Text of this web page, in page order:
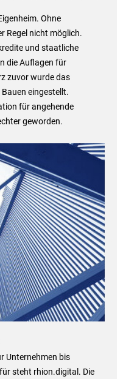
Ohne
Regel nicht möglich.
und staatliche
die Auflagen für
zuvor wurde das
eingestellt.
für angehende
geworden.
Unternehmen bis
steht rhion.digital. Die